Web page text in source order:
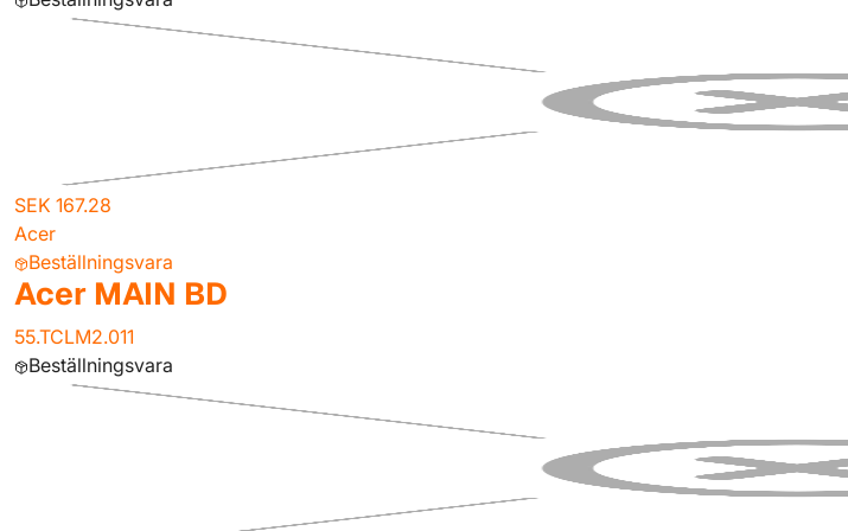
SEK 167.28
Acer
Beställningsvara
Acer MAIN BD
55.TCLM2.011
Beställningsvara